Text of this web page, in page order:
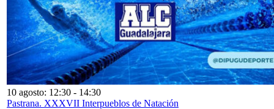
10 agosto: 12:30 - 14:30
Pastrana. XXXVII Interpueblos de Natación